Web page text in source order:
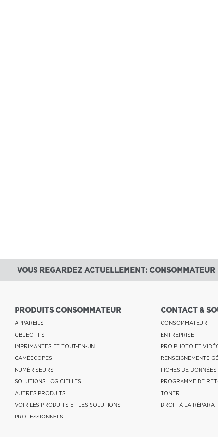
VOUS REGARDEZ ACTUELLEMENT: CONSOMMATEUR
PRODUITS CONSOMMATEUR
APPAREILS
OBJECTIFS
IMPRIMANTES ET TOUT-EN-UN
CAMÉSCOPES
NUMÉRISEURS
SOLUTIONS LOGICIELLES
AUTRES PRODUITS
VOIR LES PRODUITS ET LES SOLUTIONS
PROFESSIONNELS
CONTACT &
CONSOMMATEUR
ENTREPRISE
PRO PHOTO ET
RENSEIGNEMENTS
FICHES DE
PROGRAMME DE
TONER
DROIT À LA